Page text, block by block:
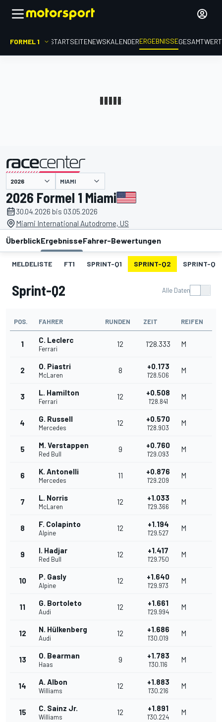
FORMEL 1 STARTSEITENEWSKALENDERERGEBNISSE
MIAMI
2026 Formel 1 Miami
30.04.2026 bis 03.05.2026
Miami International Autodrome, US
ÜberblickErgebnisseFahrer-Bewertungen
MELDELISTE FT1 SPRINT-Q1 SPRINT-Q2 SPRINT-Q3
Sprint-Q2 Alle Daten
POS. FAHRER RUNDEN ZEIT REIFEN
1 C. Leclerc
Ferrari
12 1'28.333 M
2 O. Piastri
McLaren
8 +0.173
1'28.506
M
3 L. Hamilton
Ferrari
12 +0.508
1'28.841
M
4 G. Russell
Mercedes
12 +0.570
1'28.903
M
5 M. Verstappen
Red Bull
9 +0.760
1'29.093
M
6 K. Antonelli
Mercedes
11 +0.876
1'29.209
M
7 L. Norris
McLaren
12 +1.033
1'29.366
M
8 F. Colapinto
Alpine
12 +1.194
1'29.527
M
9 I. Hadjar
Red Bull
12 +1.417
1'29.750
M
10 P. Gasly
Alpine
12 +1.640
1'29.973
M
11 G. Bortoleto
Audi
12 +1.661
1'29.994
M
12 N. Hülkenberg
Audi
12 +1.686
1'30.019
M
13 O. Bearman
Haas
9 +1.783
1'30.116
M
14 A. Albon
Williams
12 +1.883
1'30.216
M
15 C. Sainz Jr.
Williams
12 +1.891
1'30.224
M